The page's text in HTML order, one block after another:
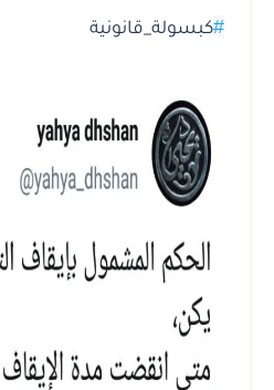
#كبسولة_قانونية